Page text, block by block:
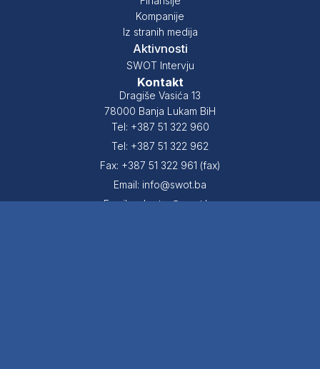
Kompanije
Iz stranih medija
Aktivnosti
SWOT Intervju
Kontakt
Dragiše Vasića 13
78000 Banja Lukam BiH
Tel: +387 51 322 960
Tel: +387 51 322 962
Fax: +387 51 322 961 (fax)
Email: info@swot.ba
Email: sekretar@swot.ba